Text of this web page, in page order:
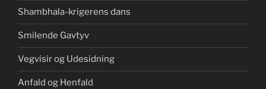
Shambhala-krigerens dans
Smilende Gavtyv
Vegvisir og Udesidning
Anfald og Henfald